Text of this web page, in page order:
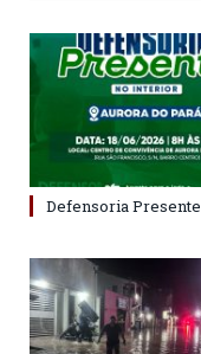
Defensoria Presente